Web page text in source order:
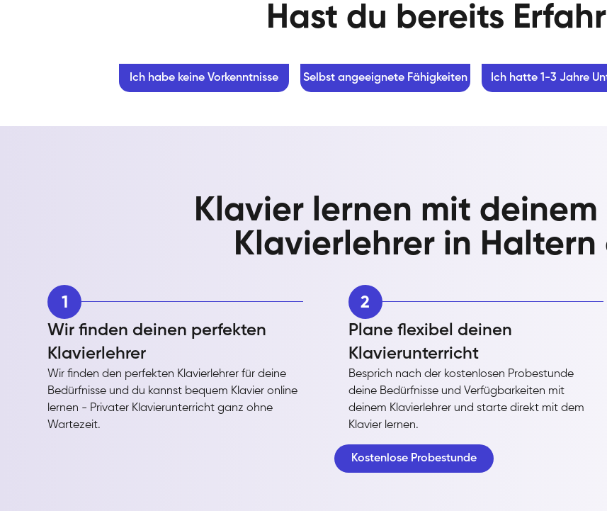
Hast du bereits
Ich habe keine Vorkenntnisse Selbst angeeignete Fähigkeiten Ich hatte 1-3 Jahre
Klavier lernen mit
Klavierlehrer in Haltern
1
Wir finden deinen perfekten
Klavierlehrer
Wir finden den perfekten Klavierlehrer für deine
Bedürfnisse und du kannst bequem Klavier online
lernen - Privater Klavierunterricht ganz ohne
Wartezeit.
2
Plane flexibel deinen
Klavierunterricht
Besprich nach der kostenlosen Probestunde
deine Bedürfnisse und Verfügbarkeiten mit
deinem Klavierlehrer und starte direkt mit dem
Klavier lernen.
Kostenlose Probestunde